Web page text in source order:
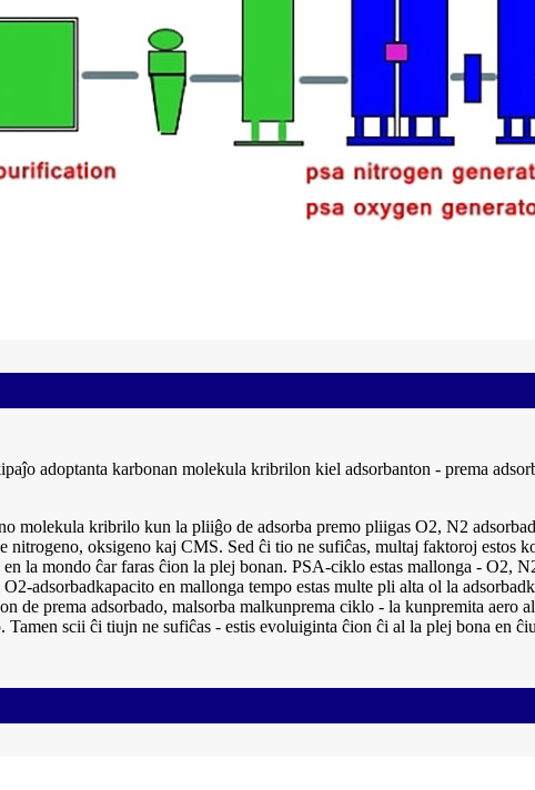
adoptanta karbonan molekula kribrilon kiel adsorbanton - prema
molekula kribrilo kun la pliiĝo de adsorba premo pliigas O2, N2
nitrogeno, oksigeno kaj CMS. Sed ĉi tio ne sufiĉas, multaj faktoroj estos
la mondo ĉar faras ĉion la plej bonan. PSA-ciklo estas mallonga - O2,
adsorbadkapacito en mallonga tempo estas multe pli alta ol la
de prema adsorbado, malsorba malkunprema ciklo - la kunpremita aero
scii ĉi tiujn ne sufiĉas - estis evoluiginta ĉion ĉi al la plej bona en